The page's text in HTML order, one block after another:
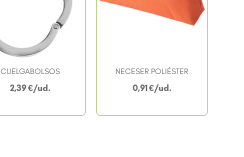
CUELGABOLSOS
2,39€
NECESER POLIÉSTER
0,91€